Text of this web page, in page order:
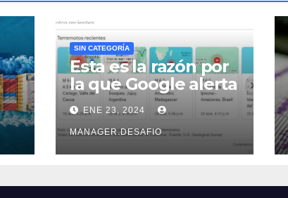
SIN CATEGORÍA
Esta es la razón por
la que Google alerta
sobre un sismo
antes que el
Servicio Geológico
Colombiano
ENE 23, 2024
MANAGER.DESAFIO